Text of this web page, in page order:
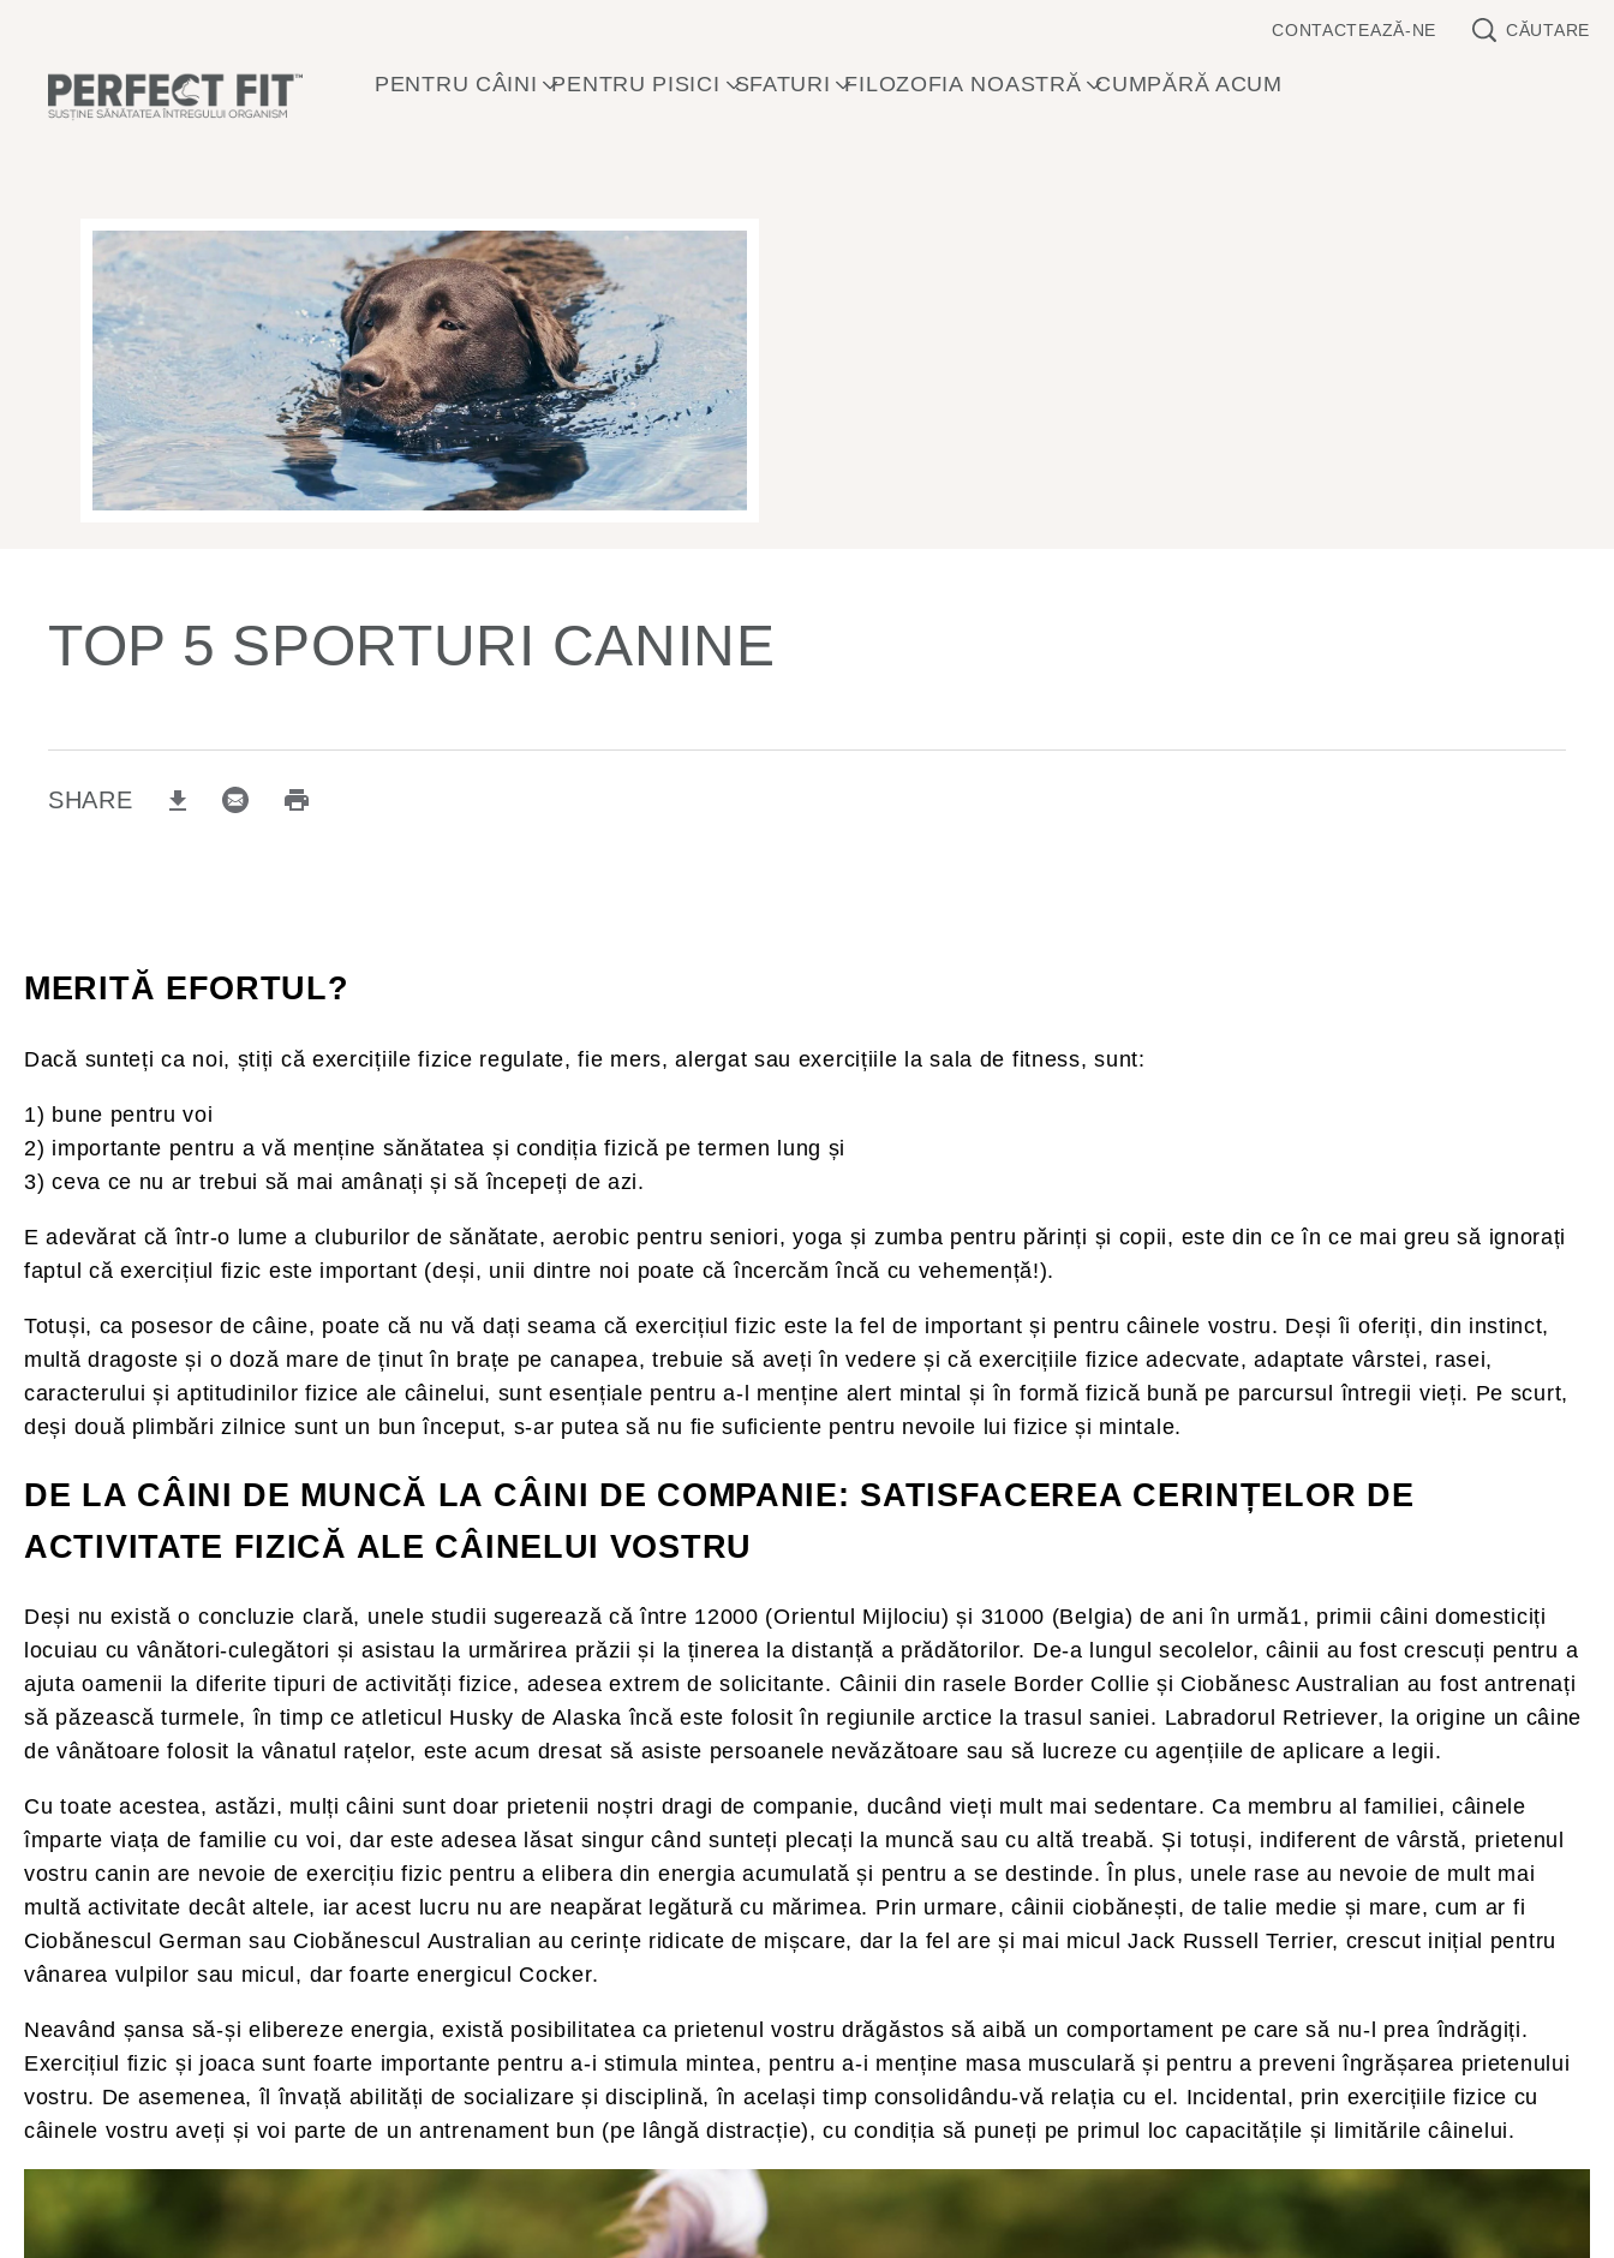
PENTRU CÂINI PENTRU PISICI SFATURI FILOZOFIA NOASTRĂ CUMPĂRĂ ACUM
CONTACTEAZĂ-NE CĂUTARE
TOP 5 SPORTURI CANINE
SHARE Download (opens in new window)
email (opens in new window)
Print (opens in same window)
MERITĂ EFORTUL?
Dacă sunteți ca noi, știți că exercițiile fizice regulate, fie mers, alergat sau exercițiile la sala de fitness, sunt:
1) bune pentru voi
2) importante pentru a vă menține sănătatea și condiția fizică pe termen lung și
3) ceva ce nu ar trebui să mai amânați și să începeți de azi.
E adevărat că într-o lume a cluburilor de sănătate, aerobic pentru seniori, yoga și zumba pentru părinți și copii, este din ce în ce mai greu să ignorați
faptul că exercițiul fizic este important (deși, unii dintre noi poate că încercăm încă cu vehemență!).
Totuși, ca posesor de câine, poate că nu vă dați seama că exercițiul fizic este la fel de important și pentru câinele vostru. Deși îi oferiți, din instinct,
multă dragoste și o doză mare de ținut în brațe pe canapea, trebuie să aveți în vedere și că exercițiile fizice adecvate, adaptate vârstei, rasei,
caracterului și aptitudinilor fizice ale câinelui, sunt esențiale pentru a-l menține alert mintal și în formă fizică bună pe parcursul întregii vieți. Pe scurt,
deși două plimbări zilnice sunt un bun început, s-ar putea să nu fie suficiente pentru nevoile lui fizice și mintale.
DE LA CÂINI DE MUNCĂ LA CÂINI DE COMPANIE: SATISFACEREA CERINȚELOR DE
ACTIVITATE FIZICĂ ALE CÂINELUI VOSTRU
Deși nu există o concluzie clară, unele studii sugerează că între 12000 (Orientul Mijlociu) și 31000 (Belgia) de ani în urmă1, primii câini domesticiți
locuiau cu vânători-culegători și asistau la urmărirea prăzii și la ținerea la distanță a prădătorilor. De-a lungul secolelor, câinii au fost crescuți pentru a
ajuta oamenii la diferite tipuri de activități fizice, adesea extrem de solicitante. Câinii din rasele Border Collie și Ciobănesc Australian au fost antrenați
să păzească turmele, în timp ce atleticul Husky de Alaska încă este folosit în regiunile arctice la trasul saniei. Labradorul Retriever, la origine un câine
de vânătoare folosit la vânatul rațelor, este acum dresat să asiste persoanele nevăzătoare sau să lucreze cu agențiile de aplicare a legii.
Cu toate acestea, astăzi, mulți câini sunt doar prietenii noștri dragi de companie, ducând vieți mult mai sedentare. Ca membru al familiei, câinele
împarte viața de familie cu voi, dar este adesea lăsat singur când sunteți plecați la muncă sau cu altă treabă. Și totuși, indiferent de vârstă, prietenul
vostru canin are nevoie de exercițiu fizic pentru a elibera din energia acumulată și pentru a se destinde. În plus, unele rase au nevoie de mult mai
multă activitate decât altele, iar acest lucru nu are neapărat legătură cu mărimea. Prin urmare, câinii ciobănești, de talie medie și mare, cum ar fi
Ciobănescul German sau Ciobănescul Australian au cerințe ridicate de mișcare, dar la fel are și mai micul Jack Russell Terrier, crescut inițial pentru
vânarea vulpilor sau micul, dar foarte energicul Cocker.
Neavând șansa să-și elibereze energia, există posibilitatea ca prietenul vostru drăgăstos să aibă un comportament pe care să nu-l prea îndrăgiți.
Exercițiul fizic și joaca sunt foarte importante pentru a-i stimula mintea, pentru a-i menține masa musculară și pentru a preveni îngrășarea prietenului
vostru. De asemenea, îl învață abilități de socializare și disciplină, în același timp consolidându-vă relația cu el. Incidental, prin exercițiile fizice cu
câinele vostru aveți și voi parte de un antrenament bun (pe lângă distracție), cu condiția să puneți pe primul loc capacitățile și limitările câinelui.